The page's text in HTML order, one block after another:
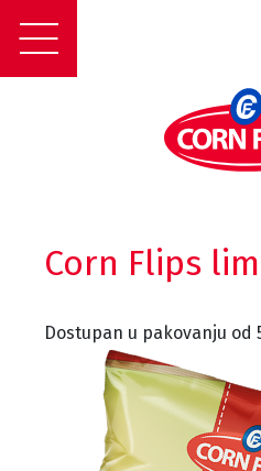
Corn Flips
Dostupan u pakovanju od